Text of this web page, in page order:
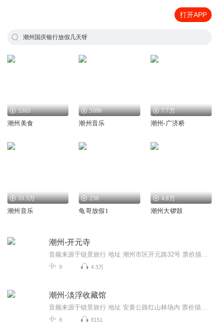
打开APP
潮州国庆银行放假几天呀
5363
潮州美食
5090
潮州音乐
7.7万
潮州-广济桥
33.5万
潮州音乐
250
龟哥放假1
4.8万
潮州大锣鼓
潮州-开元寺
9 4.3万
潮州-淡浮收藏馆
8 8151